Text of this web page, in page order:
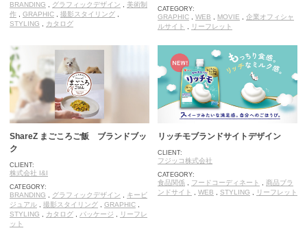
BRANDING グラフィックデザイン
美術制
作
GRAPHIC 撮影スタイリング
STYLING
カタログ
CATEGORY:
GRAPHIC WEB MOVIE
企業オフィシャ
ルサイト
リーフレット
ShareZ まごころご飯 ブランドブッ
ク
CLIENT:
株式会社 I&I
CATEGORY:
BRANDING グラフィックデザイン
キービ
ジュアル
撮影スタイリング GRAPHIC
STYLING
カタログ パッケージ
リーフレ
ット
リッチモブランドサイトデザイン
CLIENT:
フジッコ株式会社
CATEGORY:
食品関係 フードコーディネート
商品ブラ
ンドサイト
WEB STYLING リーフレット